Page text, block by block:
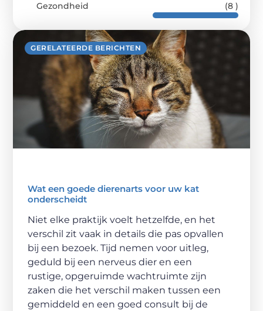
GERELATEERDE BERICHTEN
Wat een goede dierenarts voor uw kat
onderscheidt
Niet elke praktijk voelt hetzelfde, en het
verschil zit vaak in details die pas opvallen
bij een bezoek. Tijd nemen voor uitleg,
geduld bij een nerveus dier en een
rustige, opgeruimde wachtruimte zijn
zaken die het verschil maken tussen een
gemiddeld en een goed consult bij de
Gezondheid
(8 )